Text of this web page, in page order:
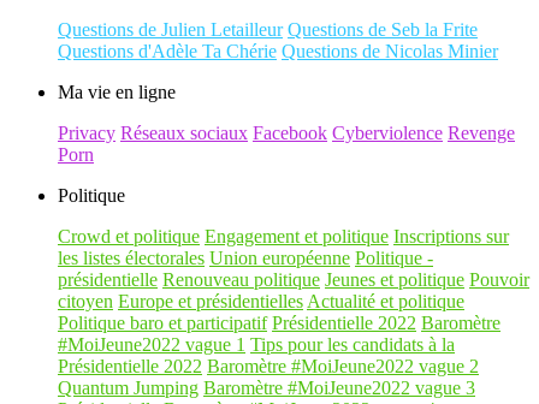
Questions de Julien Letailleur Questions de Seb la Frite
Questions d'Adèle Ta Chérie Questions de Nicolas Minier
Ma vie en ligne
Privacy Réseaux sociaux Facebook Cyberviolence Revenge
Porn
Politique
Crowd et politique Engagement et politique Inscriptions sur
les listes électorales Union européenne Politique -
présidentielle Renouveau politique Jeunes et politique Pouvoir
citoyen Europe et présidentielles Actualité et politique
Politique baro et participatif Présidentielle 2022 Baromètre
#MoiJeune2022 vague 1 Tips pour les candidats à la
Présidentielle 2022 Baromètre #MoiJeune2022 vague 2
Quantum Jumping Baromètre #MoiJeune2022 vague 3